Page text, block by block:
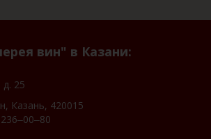
вин" в Казани:
д. 25
Казань, 420015